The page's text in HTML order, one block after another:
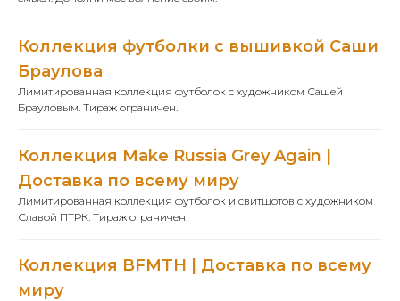
Коллекция футболки с вышивкой Саши
Браулова
Лимитированная коллекция футболок с художником Сашей
Брауловым. Тираж ограничен.
Коллекция Make Russia Grey Again |
Доставка по всему миру
Лимитированная коллекция футболок и свитшотов с художником
Славой ПТРК. Тираж ограничен.
Коллекция BFMTH | Доставка по всему
миру